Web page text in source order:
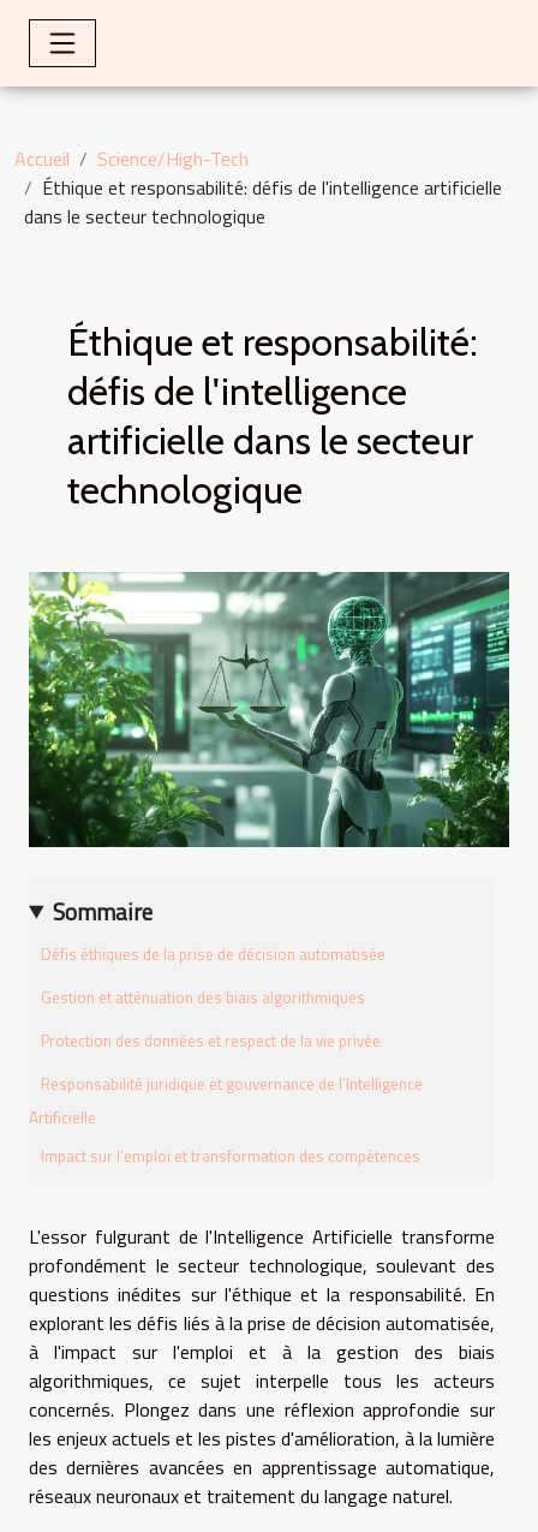
Accueil
Science/High-Tech
Éthique et responsabilité: défis de l'intelligence artificielle
dans le secteur technologique
Éthique et responsabilité:
défis de l'intelligence
artificielle dans le secteur
technologique
Sommaire
Défis éthiques de la prise de décision automatisée
Gestion et atténuation des biais algorithmiques
Protection des données et respect de la vie privée
Responsabilité juridique et gouvernance de l’Intelligence
Artificielle
Impact sur l’emploi et transformation des compétences
L'essor fulgurant de l'Intelligence Artificielle transforme
profondément le secteur technologique, soulevant des
questions inédites sur l'éthique et la responsabilité. En
explorant les défis liés à la prise de décision automatisée,
à l'impact sur l'emploi et à la gestion des biais
algorithmiques, ce sujet interpelle tous les acteurs
concernés. Plongez dans une réflexion approfondie sur
les enjeux actuels et les pistes d'amélioration, à la lumière
des dernières avancées en apprentissage automatique,
réseaux neuronaux et traitement du langage naturel.